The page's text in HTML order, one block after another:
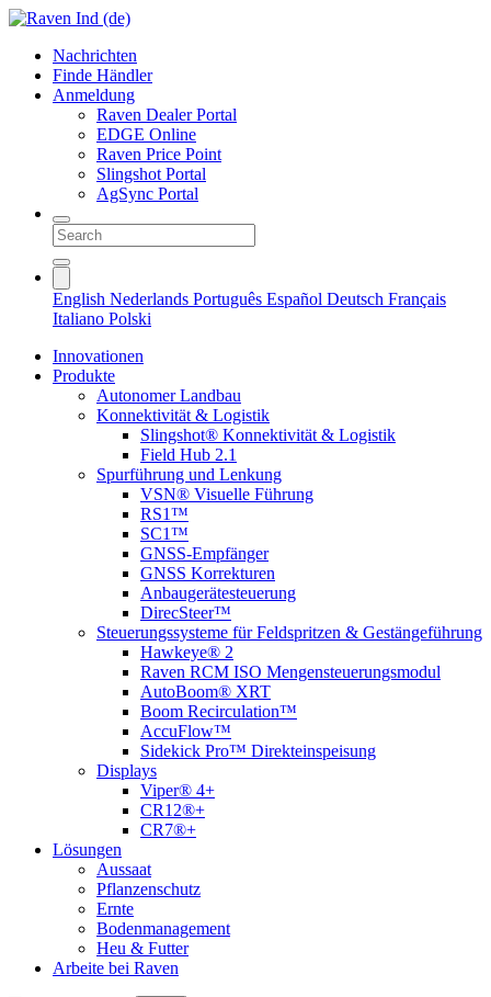
Nachrichten
Finde Händler
Anmeldung
Raven Dealer Portal
EDGE Online
Raven Price Point
Slingshot Portal
AgSync Portal
English Nederlands Português Español Deutsch Français
Italiano Polski
Innovationen
Produkte
Autonomer Landbau
Konnektivität & Logistik
Slingshot® Konnektivität & Logistik
Field Hub 2.1
Spurführung und Lenkung
VSN® Visuelle Führung
RS1™
SC1™
GNSS-Empfänger
GNSS Korrekturen
Anbaugerätesteuerung
DirecSteer™
Steuerungssysteme für Feldspritzen & Gestängeführung
Hawkeye® 2
Raven RCM ISO Mengensteuerungsmodul
AutoBoom® XRT
Boom Recirculation™
AccuFlow™
Sidekick Pro™ Direkteinspeisung
Displays
Viper® 4+
CR12®+
CR7®+
Lösungen
Aussaat
Pflanzenschutz
Ernte
Bodenmanagement
Heu & Futter
Arbeite bei Raven